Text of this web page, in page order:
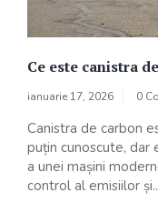
Ce este canistra
ianuarie 17, 2026 0
Canistra de carbon
puțin cunoscute, dar
a unei mașini
control al emisiilor